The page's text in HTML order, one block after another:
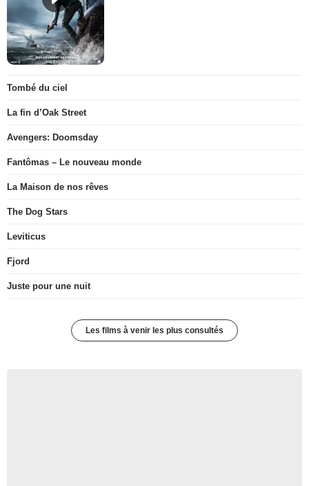
Tombé du ciel
La fin d’Oak Street
Avengers: Doomsday
Fantômas – Le nouveau monde
La Maison de nos rêves
The Dog Stars
Leviticus
Fjord
Juste pour une nuit
Les films à venir les plus consultés